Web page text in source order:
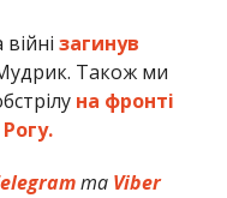
загинув
Також ми
на фронті
та Viber